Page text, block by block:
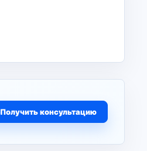
Получить консультацию